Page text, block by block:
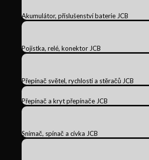
Akumulátor, příslušenství baterie JCB
Pojistka, relé, konektor JCB
Přepínač světel, rychlosti a stěračů JCB
Přepínač a kryt přepínače JCB
Snímač, spínač a cívka JCB